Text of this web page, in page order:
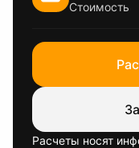
Стоимость
Расчеты носят